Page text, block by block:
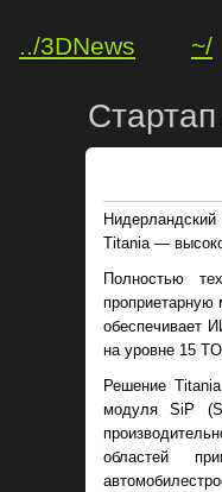
../3DNews ~/
Titania —
Полностью
проприетарную
обеспечивает
на уровне 15
Решение
модуля SiP
областей